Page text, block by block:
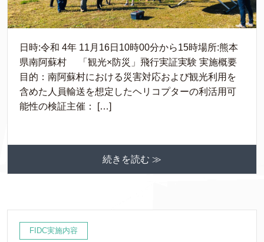
日時:令和 4年 11月16日10時00分から15時場所:熊本
県南阿蘇村 「観光×防災」飛行実証実験 実施概要
目的：南阿蘇村における災害対応および観光利用を
含めた人員輸送を想定したヘリコプターの利活用可
能性の検証主催： […]
続きを読む ≫
FIDC実施内容